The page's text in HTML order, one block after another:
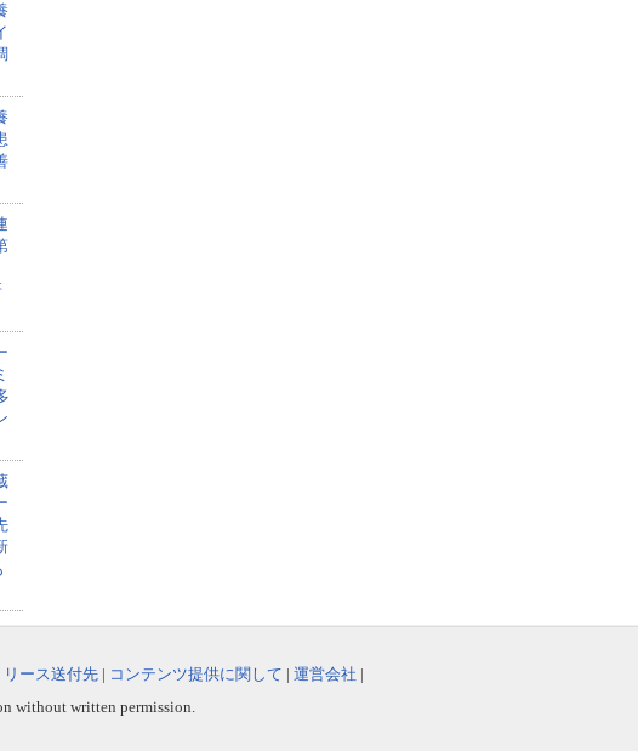
リース送付先 | コンテンツ提供に関して | 運営会社 |
without written permission.